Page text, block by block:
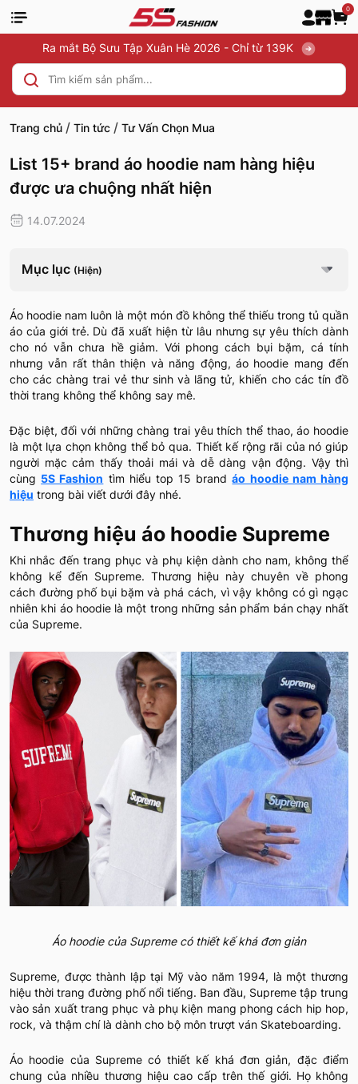
0
Ra mắt Bộ Sưu Tập Xuân Hè 2026 - Chỉ từ 139K
Trang chủ / Tin tức / Tư Vấn Chọn Mua
List 15+ brand áo hoodie nam hàng hiệu
được ưa chuộng nhất hiện
14.07.2024
Mục lục (Hiện)
Áo hoodie nam luôn là một món đồ không thể thiếu trong tủ quần
áo của giới trẻ. Dù đã xuất hiện từ lâu nhưng sự yêu thích dành
cho nó vẫn chưa hề giảm. Với phong cách bụi bặm, cá tính
nhưng vẫn rất thân thiện và năng động, áo hoodie mang đến
cho các chàng trai vẻ thư sinh và lãng tử, khiến cho các tín đồ
thời trang không thể không say mê.
Đặc biệt, đối với những chàng trai yêu thích thể thao, áo hoodie
là một lựa chọn không thể bỏ qua. Thiết kế rộng rãi của nó giúp
người mặc cảm thấy thoải mái và dễ dàng vận động. Vậy thì
cùng 5S Fashion tìm hiểu top 15 brandáo hoodie nam hàng
hiệu trong bài viết dưới đây nhé.
Thương hiệu áo hoodie Supreme
Khi nhắc đến trang phục và phụ kiện dành cho nam, không thể
không kể đến Supreme. Thương hiệu này chuyên về phong
cách đường phố bụi bặm và phá cách, vì vậy không có gì ngạc
nhiên khi áo hoodie là một trong những sản phẩm bán chạy nhất
của Supreme.
Áo hoodie của Supreme có thiết kế khá đơn giản
Supreme, được thành lập tại Mỹ vào năm 1994, là một thương
hiệu thời trang đường phố nổi tiếng. Ban đầu, Supreme tập trung
vào sản xuất trang phục và phụ kiện mang phong cách hip hop,
rock, và thậm chí là dành cho bộ môn trượt ván Skateboarding.
Áo hoodie của Supreme có thiết kế khá đơn giản, đặc điểm
chung của nhiều thương hiệu cao cấp trên thế giới. Họ không